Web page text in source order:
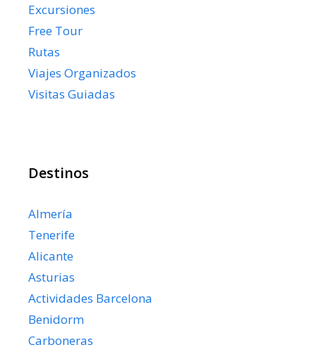
Excursiones
Free Tour
Rutas
Viajes Organizados
Visitas Guiadas
Destinos
Almería
Tenerife
Alicante
Asturias
Actividades Barcelona
Benidorm
Carboneras